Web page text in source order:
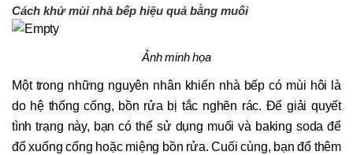
Cách khử mùi nhà bếp hiệu quả bằng muối
Ảnh minh họa
Một trong những nguyên nhân khiến nhà bếp có mùi hôi là
do hệ thống cống, bồn rửa bị tắc nghẽn rác. Để giải quyết
tình trạng này, bạn có thể sử dụng muối và baking soda để
đổ xuống cống hoặc miệng bồn rửa. Cuối cùng, bạn đổ thêm